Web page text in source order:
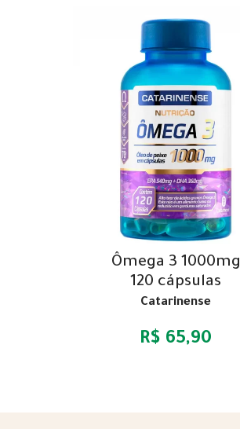
Ômega 3 1000mg
120 cápsulas
Catarinense
R$ 65,90